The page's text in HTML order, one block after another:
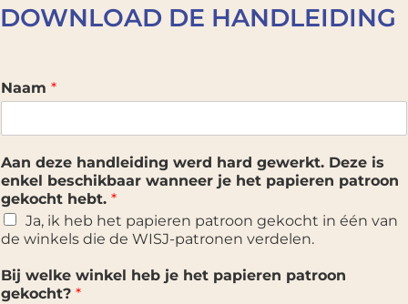
DOWNLOAD DE HANDLEIDING
Naam *
Aan deze handleiding werd hard gewerkt. Deze is
enkel beschikbaar wanneer je het papieren patroon
gekocht hebt. *
Ja, ik heb het papieren patroon gekocht in één van
de winkels die de WISJ-patronen verdelen.
Bij welke winkel heb je het papieren patroon
gekocht? *